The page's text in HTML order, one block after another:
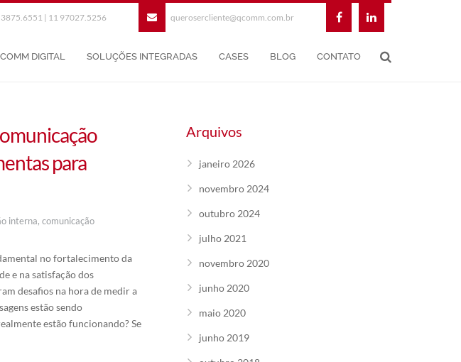
3875.6551 | 11 97027.5256 querosercliente@qcomm.com.br
DIGITAL SOLUÇÕES INTEGRADAS CASES BLOG CONTATO
para
interna,comunicação
no fortalecimento da
e na satisfação dos
desafios na hora de medir a
estão sendo
estão funcionando? Se
Arquivos
janeiro 2026
novembro 2024
outubro 2024
julho 2021
novembro 2020
junho 2020
maio 2020
junho 2019